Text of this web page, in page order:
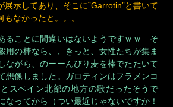
展示してあり、そこに”Garrotin”と書いて
なかったと。。。
ることに間違いはないようですｗｗ そ
用の棒なら、、きっと、女性たちが集ま
ながら、のーーんびり麦を棒でたたいて
想像しました。ガロティンはフラメンコ
スペイン北部の地方の歌だったそうで
なってから（つい最近じゃないですか！